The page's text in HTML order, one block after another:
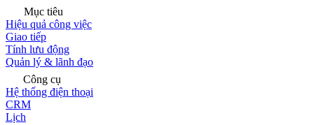
Mục tiêu
Hiệu quả công việc
Giao tiếp
Tính lưu động
Quản lý & lãnh đạo
Công cụ
Hệ thống điện thoại
CRM
Lịch